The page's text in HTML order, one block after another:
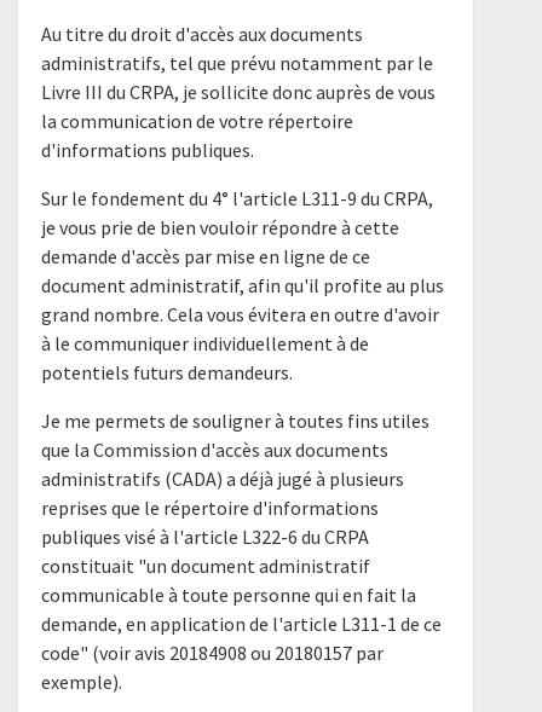
Au titre du droit d'accès aux documents
administratifs, tel que prévu notamment par le
Livre III du CRPA, je sollicite donc auprès de vous
la communication de votre répertoire
d'informations publiques.
Sur le fondement du 4° l'article L311-9 du CRPA,
je vous prie de bien vouloir répondre à cette
demande d'accès par mise en ligne de ce
document administratif, afin qu'il profite au plus
grand nombre. Cela vous évitera en outre d'avoir
à le communiquer individuellement à de
potentiels futurs demandeurs.
Je me permets de souligner à toutes fins utiles
que la Commission d'accès aux documents
administratifs (CADA) a déjà jugé à plusieurs
reprises que le répertoire d'informations
publiques visé à l'article L322-6 du CRPA
constituait "un document administratif
communicable à toute personne qui en fait la
demande, en application de l'article L311-1 de ce
code" (voir avis 20184908 ou 20180157 par
exemple).